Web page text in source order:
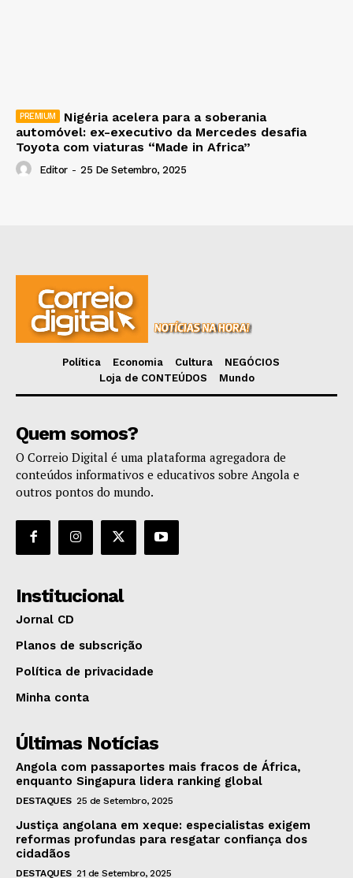
Nigéria acelera para a soberania
automóvel: ex-executivo da Mercedes desafia
Toyota com viaturas “Made in Africa”
Editor - 25 De Setembro, 2025
Política Economia Cultura
NEGÓCIOS
Loja de CONTEÚDOS
Mundo
Quem somos?
O Correio Digital é uma plataforma agregadora de
conteúdos informativos e educativos sobre Angola e
outros pontos do mundo.
Institucional
Jornal CD
Planos de subscrição
Política de privacidade
Minha conta
Últimas Notícias
Angola com passaportes mais fracos de África,
enquanto Singapura lidera ranking global
DESTAQUES 25 de Setembro, 2025
Justiça angolana em xeque: especialistas exigem
reformas profundas para resgatar confiança dos
cidadãos
DESTAQUES 21 de Setembro, 2025